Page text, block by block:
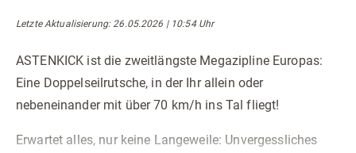
Letzte Aktualisierung: 26.05.2026 | 10:54 Uhr
ASTENKICK ist die zweitlängste Megazipline Europas:
Eine Doppelseilrutsche, in der Ihr allein oder
nebeneinander mit über 70 km/h ins Tal fliegt!
Erwartet alles, nur keine Langeweile: Unvergessliches